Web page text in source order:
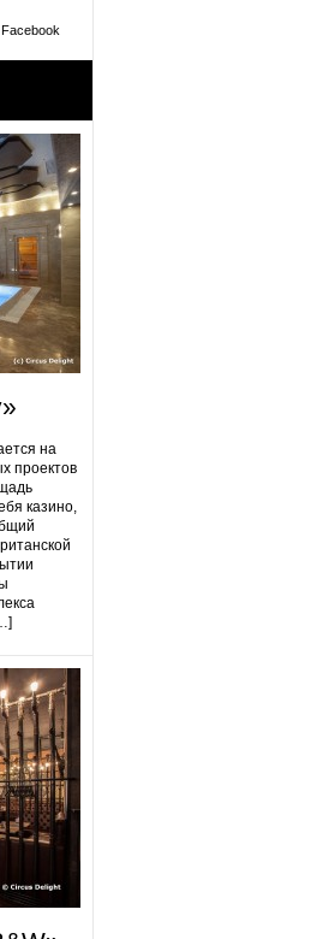
Facebook
на
проектов
казино,